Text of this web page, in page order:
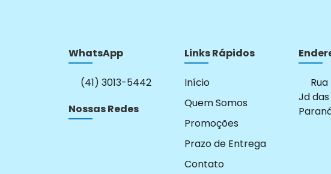
WhatsApp
(41) 3013-5442
Nossas Redes
Links Rápidos
Início
Quem Somos
Promoções
Prazo de Entrega
Contato
Jd